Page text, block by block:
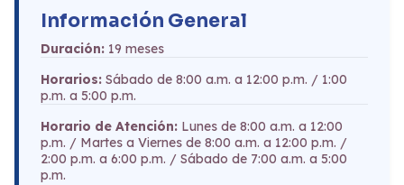
Información General
Duración: 19 meses
Horarios: Sábado de 8:00 a.m. a 12:00 p.m. / 1:00
p.m. a 5:00 p.m.
Horario de Atención: Lunes de 8:00 a.m. a 12:00
p.m. / Martes a Viernes de 8:00 a.m. a 12:00 p.m. /
2:00 p.m. a 6:00 p.m. / Sábado de 7:00 a.m. a 5:00
p.m.